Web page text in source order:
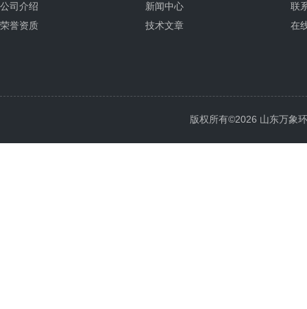
公司介绍
荣誉资质
新闻中心
技术文章
联
在
版权所有©2026 山东万象